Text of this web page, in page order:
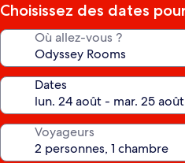
Choisissez des dates
Où allez-vous ?
Dates
Voyageurs